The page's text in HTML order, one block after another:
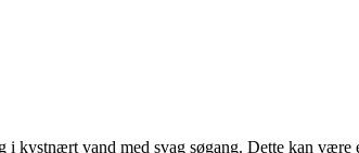
i kystnært vand med svag søgang. Dette kan